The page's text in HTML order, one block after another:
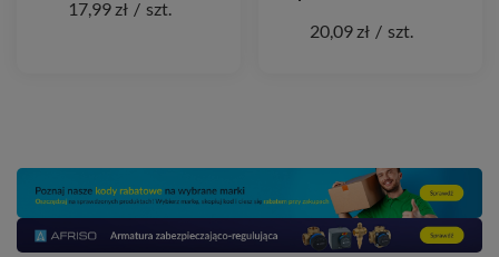
17,99 zł / szt.
20,09 zł / szt.